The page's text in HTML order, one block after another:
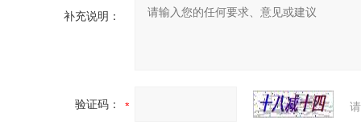
补充说明：
验证码：